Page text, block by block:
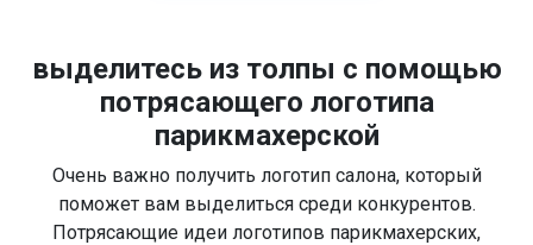
выделитесь из толпы с помощью
потрясающего логотипа
парикмахерской
Очень важно получить логотип салона, который
поможет вам выделиться среди конкурентов.
Потрясающие идеи логотипов парикмахерских,